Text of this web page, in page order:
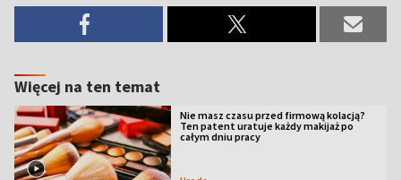
Więcej na ten temat
Nie masz czasu przed firmową kolacją?
Ten patent uratuje każdy makijaż po
całym dniu pracy